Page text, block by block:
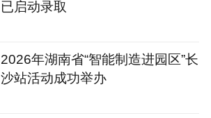
已启动录取
2026年湖南省“智能制造进园区”长
沙站活动成功举办